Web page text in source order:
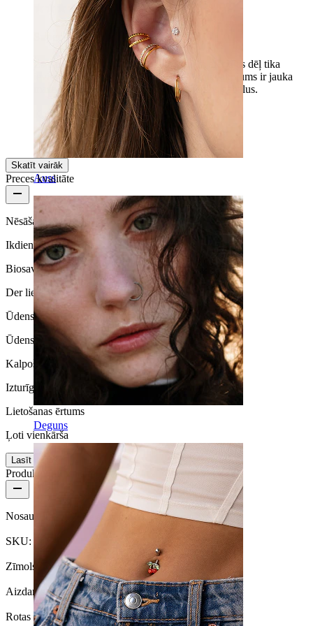
Auss
Deguns
Es pasūtīju savai mazajai dēlam, kuram alerģijas dēļ tika
ievietots ķermenis. Tas ieradās ļoti ātri. Iepakojums ir jauka
maza kastīte. Mēs jau izvēlamies nākamos gabalus.
Kamilla Pārbaudīts pirkums
Tulkojis MI Rādīt oriģinālu
Skatīt vairāk
Preces kvalitāte
Nēsāšanas biežums
Ikdienas lietošana
Biosavietojamība
Der lielākajai daļai ādas tipu
Ūdensizturība
Ūdensizturīga
Kalpošanas laiks
Izturīga
Lietošanas ērtums
Ļoti vienkārša
Lasīt vairāk
Produkta informācija
Nosaukums: Labrete ar zvaigznes formas uzgali
SKU: Labret-67
Zīmols: Bodymod Essentials
Aizdares veids:Iekšējā vītne
Rotas veids:Mini labrete, Labret, Plakana aizmugure